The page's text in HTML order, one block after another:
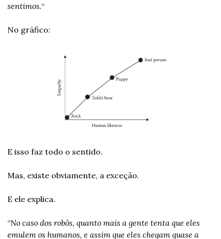
sentimos.“
No gráfico:
E isso faz todo o sentido.
Mas, existe obviamente, a exceção.
E ele explica.
“No caso dos robôs, quanto mais a gente tenta que eles
emulem os humanos, e assim que eles chegam quase a